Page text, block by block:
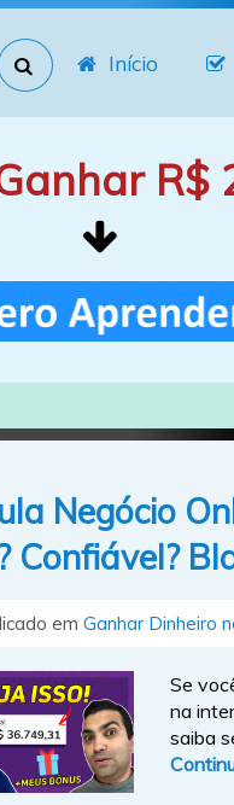
Início
Negócio
Confiável?
em Ganhar Dinheiro
Se
na
saiba